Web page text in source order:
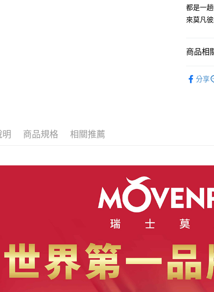
冷凍宅配
每筆
都是一
來莫凡
商品相
分享
明 商品規格 相關推薦